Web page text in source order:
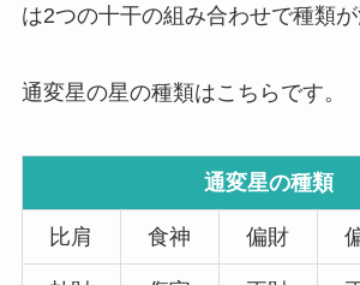
は2つの十干の組み合わせで種類
通変星の星の種類はこちらです。
通変星の種類
比肩 食神 偏財